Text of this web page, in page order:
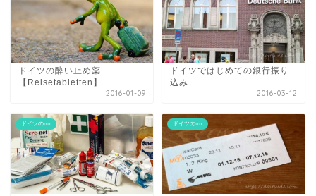
ドイツの酔い止め薬
【Reisetabletten】
2016-01-09
ドイツではじめての銀行振り
込み
2016-03-12
ドイツの○○ ドイツの○○